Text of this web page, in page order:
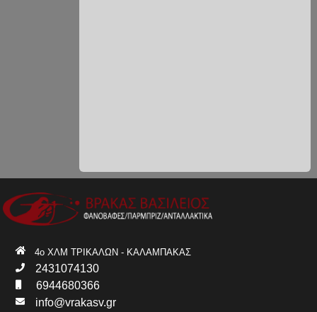
4ο ΧΛΜ ΤΡΙΚΑΛΩΝ - ΚΑΛΑΜΠΑΚΑΣ
2431074130
6944680366
info@vrakasv.gr